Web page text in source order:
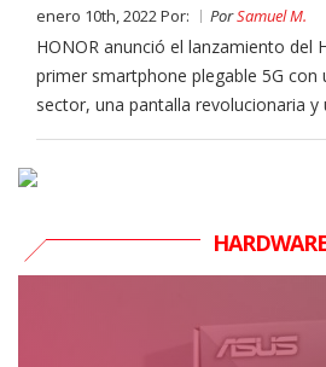
enero 10th, 2022 Por: PorSamuel M.
HONOR anunció el lanzamiento del
primer smartphone plegable 5G con
sector, una pantalla revolucionaria y